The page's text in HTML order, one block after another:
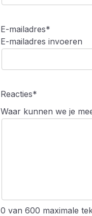
E-mailadres*
E-mailadres invoeren
Reacties*
Waar kunnen we je
0 van 600 maximale